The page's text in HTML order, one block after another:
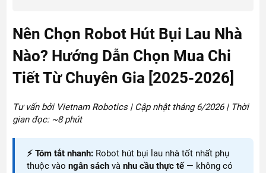
Nên Chọn Robot Hút Bụi Lau Nhà
Nào? Hướng Dẫn Chọn Mua Chi
Tiết Từ Chuyên Gia [2025-2026]
Tư vấn bởi Vietnam Robotics | Cập nhật tháng 6/2026 | Thời
gian đọc: ~8 phút
⚡ Tóm tắt nhanh: Robot hút bụi lau nhà tốt nhất phụ
thuộc vàongân sách vànhu cầu thực tế— không có